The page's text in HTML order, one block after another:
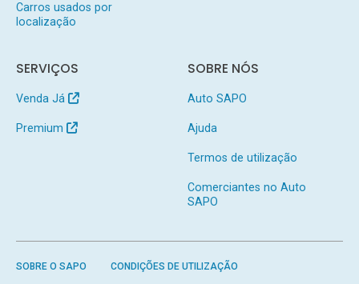
Carros usados por
localização
SERVIÇOS
Venda Já
Premium
SOBRE NÓS
Auto SAPO
Ajuda
Termos de utilização
Comerciantes no Auto
SAPO
SOBRE O SAPO CONDIÇÕES DE UTILIZAÇÃO